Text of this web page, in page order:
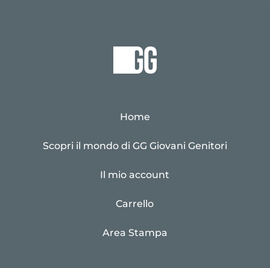
Home
Scopri il mondo di GG Giovani Genitori
Il mio account
Carrello
Area Stampa